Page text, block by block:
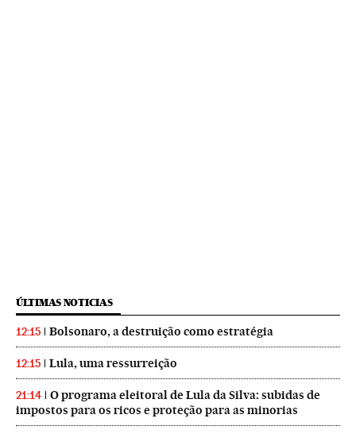
ÚLTIMAS NOTICIAS
12:15 Bolsonaro, a destruição como estratégia
12:15 Lula, uma ressurreição
21:14
O programa eleitoral de Lula da Silva: subidas de
impostos para os ricos e proteção para as minorias